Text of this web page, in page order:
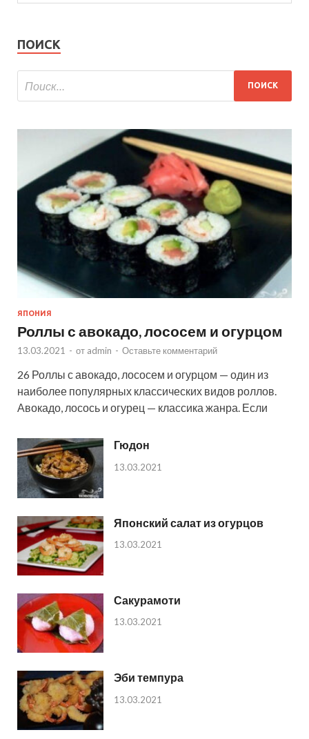
ПОИСК
ЯПОНИЯ
Роллы с авокадо, лососем и огурцом
13.03.2021 - от admin - Оставьте комментарий
26 Роллы с авокадо, лососем и огурцом — один из
наиболее популярных классических видов роллов.
Авокадо, лосось и огурец — классика жанра. Если
Гюдон
13.03.2021
Японский салат из огурцов
13.03.2021
Сакурамоти
13.03.2021
Эби темпура
13.03.2021